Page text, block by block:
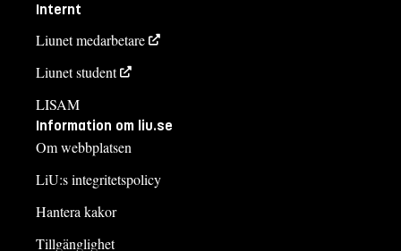
Internt
Liunet medarbetare
Liunet student
LISAM
Information om liu.se
Om webbplatsen
LiU:s integritetspolicy
Hantera kakor
Tillgänglighet